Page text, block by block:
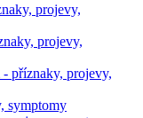
projevy,
projevy,
příznaky, projevy,
symptomy